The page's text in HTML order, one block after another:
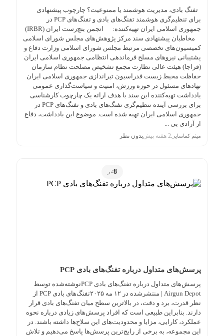
تفنگ بادی، مدیریت هوشمند یا ممنوعیت؟ چارچوب پیشنهادی
برای تنظیم‌گری هوشمند تفنگ‌های بادی و تفنگ‌های PCP در
جمهوری اسلامی ایران تهیه‌کننده: انجمن بنچ‌رست ایران (IRBR)
مخاطبان پیشنهادی سند مرکز پژوهش‌های مجلس شورای اسلامی
کمیسیون‌های تخصصی مرتبط مجلس شورای اسلامی وزارت دفاع و
پشتیبانی نیروهای مسلح فرماندهی انتظامی جمهوری اسلامی ایران
(فراجا) هیئت عالی نظارت مجمع تشخیص مصلحت نظام سازمان
حفاظت محیط زیست فدراسیون تیراندازی جمهوری اسلامی ایران
نهادهای مسئول در حوزه ورزش، امنیت و سیاست‌گذاری عمومی
یادداشت تهیه‌کننده این سند با هدف ارائه یک چارچوب کارشناسی
برای بررسی آینده تنظیم‌گری تفنگ‌های بادی و تفنگ‌های PCP در
جمهوری اسلامی ایران تهیه شده است. موضوع این یادداشت، دفاع
از آزادی بی‌ ...
میثم کماسایی2 هفته پیش بدون نظر
8تیر
پرسش‌های متداول درباره تفنگ‌های بادی PCP
پرسش‌های متداول درباره تفنگ‌های بادی PCPنوشته‌شده توسط
Airgun Depot | منتشرشده در ۱۲ مه ۲۰۲۵تفنگ‌های بادی PCP از
نظر قدرت، برد و دقت، در بالاترین سطح میان تفنگ‌های بادی قرار
دارند. بنابراین طبیعی است که افراد پرسش‌های زیادی درباره نحوه
عملکرد، کارایی، مزایا و محدودیت‌های این سلاح‌ها داشته باشند. در
این مجموعه، به برخی از رایج‌ترین پرسش‌ها پاسخ می‌دهیم و تلاش